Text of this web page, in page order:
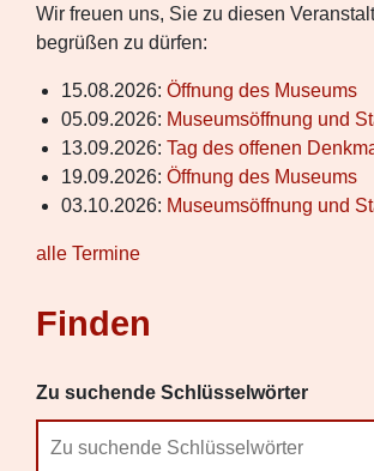
Wir freuen uns, Sie zu diesen
begrüßen zu dürfen:
15.08.2026: Öffnung des Museums
05.09.2026: Museumsöffnung und
13.09.2026: Tag des offenen
19.09.2026: Öffnung des Museums
03.10.2026: Museumsöffnung und
alle Termine
Finden
Zu suchende Schlüsselwörter